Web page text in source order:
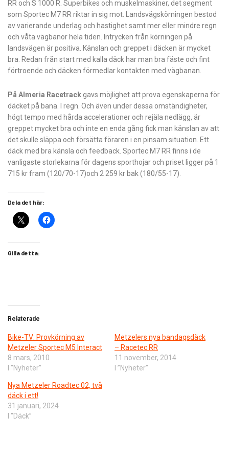
RR och S 1000 R. ­Superbikes och muskelmaskiner, det segment
som Sportec M7 RR riktar in sig mot. Landsvägskörningen bestod
av varierande underlag och hastighet samt mer eller mindre regn
och våta vägbanor hela tiden. Intrycken från körningen på
landsvägen är positiva. Känslan och greppet i däcken är mycket
bra. Redan från start med kalla däck har man bra fäste och fint
förtroende och däcken förmedlar kontakten med vägbanan.
På Almeria Racetrack gavs möjlighet att prova egenskaperna för
däcket på bana. I regn. Och även under dessa omständigheter,
högt tempo med hårda accelerationer och rejäla nedlägg, är
greppet mycket bra och inte en enda gång fick man känslan av att
det skulle släppa och försätta föraren i en pinsam situation. Ett
däck med bra känsla och feedback. Sportec M7 RR finns i de
vanligaste storlekarna för dagens sporthojar och priset ligger på 1
715 kr fram (120/70-17)och 2 259 kr bak (180/55-17).
Dela det här:
Gilla detta:
Relaterade
Bike-TV: Provkörning av
Metzeler Sportec M5 Interact
8 mars, 2010
I ”Nyheter”
Metzelers nya bandagsdäck
– Racetec RR
11 november, 2014
I ”Nyheter”
Nya Metzeler Roadtec 02, två
däck i ett!
31 januari, 2024
I ”Däck”